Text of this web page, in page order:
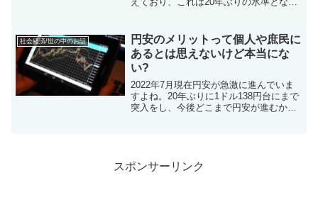
んが、実は円安は全ての面において悪い
というわけでは...
社会経済/世の中のお話
円安のメリットって個人や庶民に
あるとは思えないけど本当にな
い?
2022年7月現在円安が急激に進んでいま
すよね。20年ぶりに1ドル138円台にまで
突入をし、今後どこまで円安が進むかは
スポンサーリンク